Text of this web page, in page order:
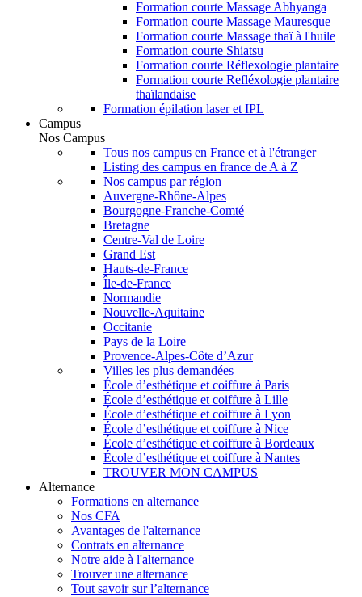
Formation courte Massage Abhyanga
Formation courte Massage Mauresque
Formation courte Massage thaï à l'huile
Formation courte Shiatsu
Formation courte Réflexologie plantaire
Formation courte Refléxologie plantaire
thaïlandaise
Formation épilation laser et IPL
Campus
Nos Campus
Tous nos campus en France et à l'étranger
Listing des campus en france de A à Z
Nos campus par région
Auvergne-Rhône-Alpes
Bourgogne-Franche-Comté
Bretagne
Centre-Val de Loire
Grand Est
Hauts-de-France
Île-de-France
Normandie
Nouvelle-Aquitaine
Occitanie
Pays de la Loire
Provence-Alpes-Côte d’Azur
Villes les plus demandées
École d’esthétique et coiffure à Paris
École d’esthétique et coiffure à Lille
École d’esthétique et coiffure à Lyon
École d’esthétique et coiffure à Nice
École d’esthétique et coiffure à Bordeaux
École d’esthétique et coiffure à Nantes
TROUVER MON CAMPUS
Alternance
Formations en alternance
Nos CFA
Avantages de l'alternance
Contrats en alternance
Notre aide à l'alternance
Trouver une alternance
Tout savoir sur l’alternance